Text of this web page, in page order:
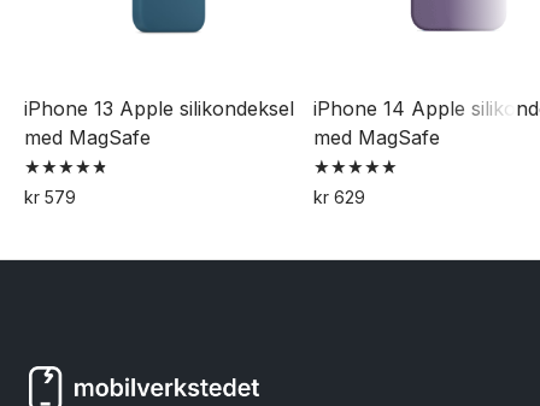
iPhone 13 Apple silikondeksel
med MagSafe
Vurdert
4.89
kr 579
produktet
Alternativene
iPhone 14 Apple
med MagSafe
Vurdert
5.00
kr629
produktet